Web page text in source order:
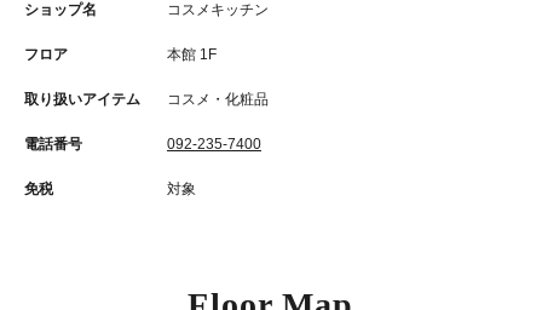
ショップ名 コスメキッチン
フロア 本館 1F
取り扱いアイテム コスメ・化粧品
電話番号 092-235-7400
免税 対象